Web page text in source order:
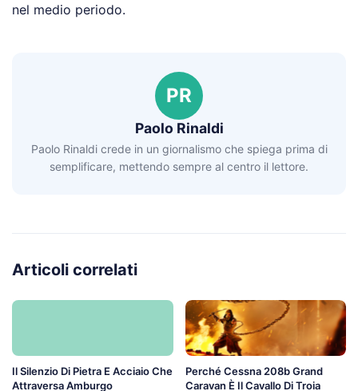
nel medio periodo.
PR
Paolo Rinaldi
Paolo Rinaldi crede in un giornalismo che spiega prima di
semplificare, mettendo sempre al centro il lettore.
Articoli correlati
Il Silenzio Di Pietra E Acciaio Che
Attraversa Amburgo
Perché Cessna 208b Grand
Caravan È Il Cavallo Di Troia